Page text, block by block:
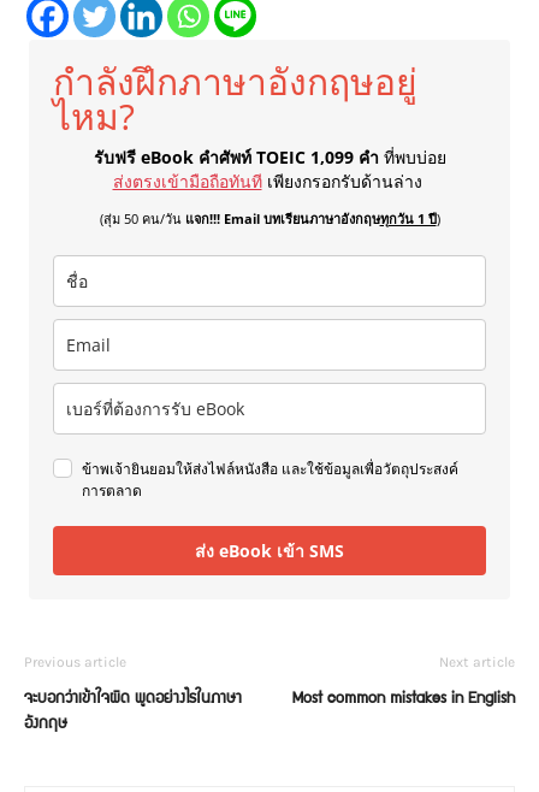
กำลังฝึกภาษาอังกฤษอยู่
ไหม?
รับฟรี eBook คำศัพท์ TOEIC 1,099 คำ ที่พบบ่อย
ส่งตรงเข้ามือถือทันที เพียงกรอกรับด้านล่าง
(สุ่ม 50 คน/วัน แจก!!! Email บทเรียนภาษาอังกฤษทุกวัน 1 ปี)
ข้าพเจ้ายินยอมให้ส่งไฟล์หนังสือ และใช้ข้อมูลเพื่อวัตถุประสงค์
การตลาด
ส่ง eBook เข้า SMS
Previous article
จะบอกว่าเข้าใจผิด พูดอย่างไรในภาษา
อังกฤษ
Next article
Most common mistakes in English